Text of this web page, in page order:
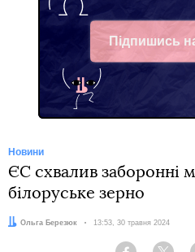
Підпишись
Facebook
Новини
ЄС схвалив заборонні
білоруське зерно
Автор:
Ольга Березюк Дата:
13:53, 30 травня 2024